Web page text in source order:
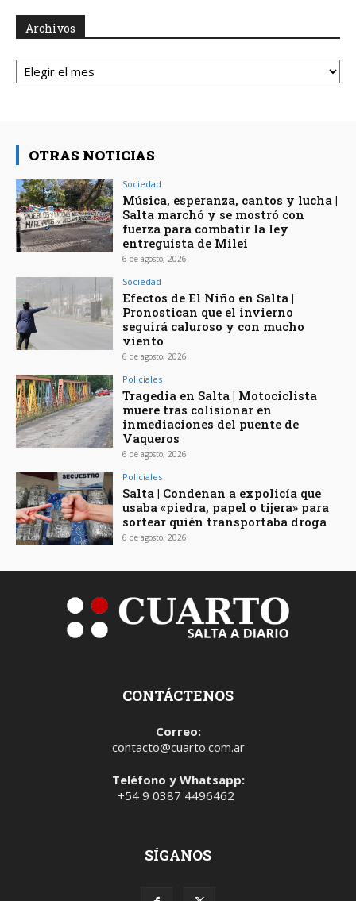
Archivos
Archivos
OTRAS NOTICIAS
Sociedad
Música, esperanza, cantos y lucha |
Salta marchó y se mostró con
fuerza para combatir la ley
entreguista de Milei
6 de agosto, 2026
Sociedad
Efectos de El Niño en Salta |
Pronostican que el invierno
seguirá caluroso y con mucho
viento
6 de agosto, 2026
Policiales
Tragedia en Salta | Motociclista
muere tras colisionar en
inmediaciones del puente de
Vaqueros
6 de agosto, 2026
Policiales
Salta | Condenan a expolicía que
usaba «piedra, papel o tijera» para
sortear quién transportaba droga
6 de agosto, 2026
CONTÁCTENOS
Correo:
contacto@cuarto.com.ar
Teléfono y Whatsapp:
+54 9 0387 4496462
SÍGANOS